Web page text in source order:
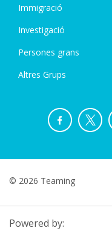
Immigració
Investigació
Persones grans
Altres Grups
© 2026 Teaming
Powered by: